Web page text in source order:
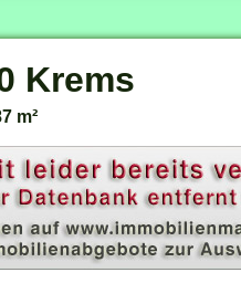
Krems
m²